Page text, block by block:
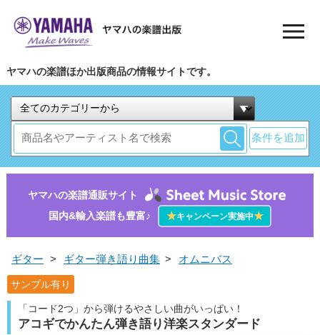
ヤマハの楽譜ほか出版商品の情報サイトです。
条件を追加
ヤマハの楽譜通販サイト
国内&輸入楽譜も豊富♪
★キャンペーン実施中★
ギター > ギター弾き語り曲集 > オムニバス
サンプル有り
「コード2つ」から弾けるやさしい曲がいっぱい！
アコギでかんたん弾き語り洋楽スタンダード